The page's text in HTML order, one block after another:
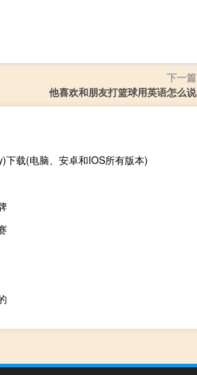
下一篇
他喜欢和朋友打篮球用英语怎么说
下载(电脑、安卓和IOS所有版本)